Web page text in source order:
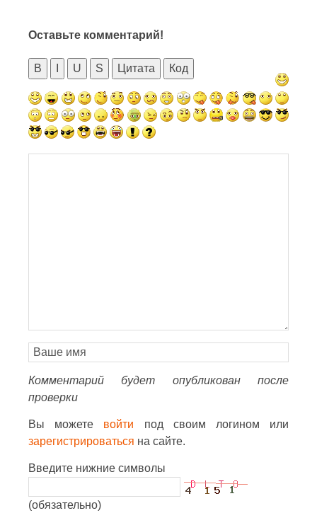
Оставьте комментарий!
B U S Цитата Код
Комментарий будет опубликован после
проверки
Вы можете войти под своим логином или
зарегистрироваться на сайте.
Введите нижние символы
(обязательно)